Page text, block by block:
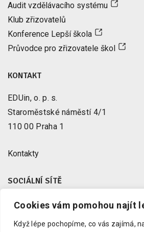
Cookies vám pomohou najít
Když lépe pochopíme, co vás zajímá,
Audit vzdělávacího systému
Klub zřizovatelů
Konference Lepší škola
Průvodce pro zřizovatele škol
KONTAKT
EDUin, o. p. s.
Staroměstské náměstí 4/1
110 00 Praha 1
Kontakty
SOCIÁLNÍ SÍTĚ
Facebook